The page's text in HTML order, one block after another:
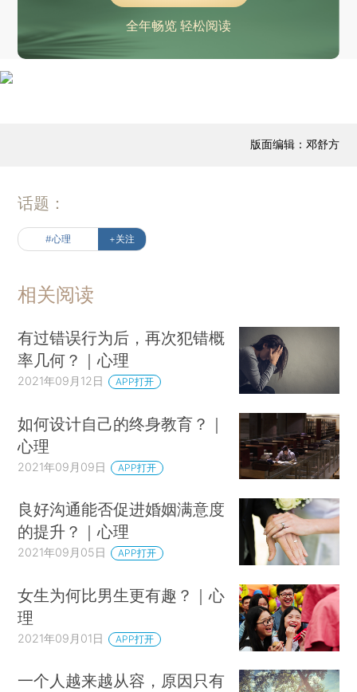
全年畅览 轻松阅读
版面编辑：邓舒方
话题：
#心理 +关注
相关阅读
有过错误行为后，再次犯错概
率几何？｜心理
2021年09月12日 APP打开
如何设计自己的终身教育？｜
心理
2021年09月09日 APP打开
良好沟通能否促进婚姻满意度
的提升？｜心理
2021年09月05日 APP打开
女生为何比男生更有趣？｜心
理
2021年09月01日 APP打开
一个人越来越从容，原因只有